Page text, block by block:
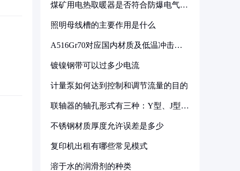
煤矿用电热取暖器是否符合防爆电气设
照明母线槽的主要作用是什么
A516Gr70对应国内材质及低温冲击要
镀镍钢带可以过多少电流
计量泵如何达到控制和调节流量的目的
联轴器的轴孔形式有三种：Y型、J型、
不锈钢材质厚度允许误差是多少
复印机出租有哪些常见模式
溶于水的润滑剂的种类